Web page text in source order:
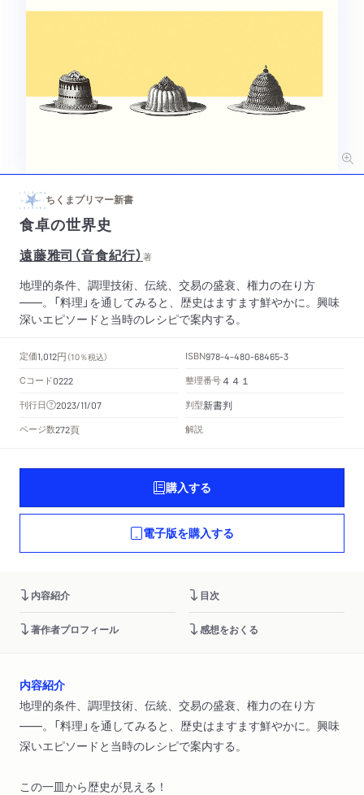
ちくまプリマー新書
食卓の世界史
遠藤雅司（音食紀行） 著
地理的条件、調理技術、伝統、交易の盛衰、権力の在り方
――。「料理」を通してみると、歴史はますます鮮やかに。興味
深いエピソードと当時のレシピで案内する。
定価1,012円 （10％税込） ISBN978-4-480-68465-3
Cコード0222 整理番号４４１
刊行日 2023/11/07 判型新書判
ページ数272頁 解説
購入する
電子版を購入する
内容紹介 目次
著作者プロフィール 感想をおくる
内容紹介
地理的条件、調理技術、伝統、交易の盛衰、権力の在り方
――。「料理」を通してみると、歴史はますます鮮やかに。興味
深いエピソードと当時のレシピで案内する。
この一皿から歴史が見える！